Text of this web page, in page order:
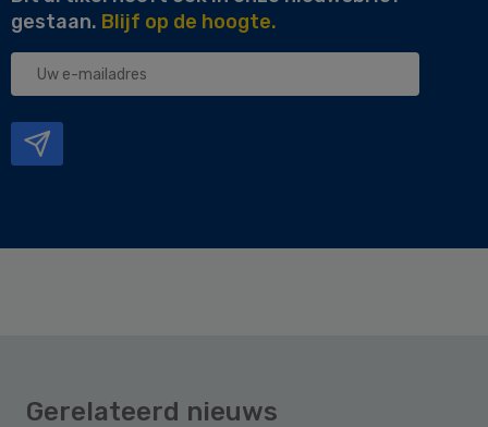
gestaan. Blijf op de hoogte.
Uw
Gerelateerd nieuws